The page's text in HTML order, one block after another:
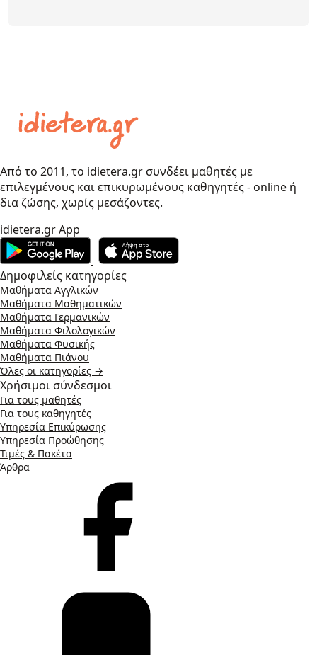
Από το 2011, το idietera.gr συνδέει μαθητές με
επιλεγμένους και επικυρωμένους καθηγητές - online ή
δια ζώσης, χωρίς μεσάζοντες.
idietera.gr App
Δημοφιλείς κατηγορίες
Μαθήματα Αγγλικών
Μαθήματα Μαθηματικών
Μαθήματα Γερμανικών
Μαθήματα Φιλολογικών
Μαθήματα Φυσικής
Μαθήματα Πιάνου
Όλες οι κατηγορίες →
Χρήσιμοι σύνδεσμοι
Για τους μαθητές
Για τους καθηγητές
Υπηρεσία Επικύρωσης
Υπηρεσία Προώθησης
Τιμές & Πακέτα
Άρθρα